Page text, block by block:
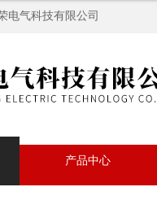
电气科技有限公司
产品中心